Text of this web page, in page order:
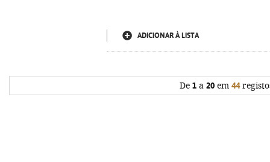
ADICIONAR À LISTA
De 1a 20em 44